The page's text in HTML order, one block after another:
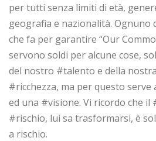
per tutti senza limiti di età,
geografia e nazionalità. Ognuno
che fa per garantire “Our
servono soldi per alcune cose,
del nostro #talento e della
#ricchezza, ma per questo serve
ed una #visione. Vi ricordo che il
#rischio, lui sa trasformarsi, è
a rischio.